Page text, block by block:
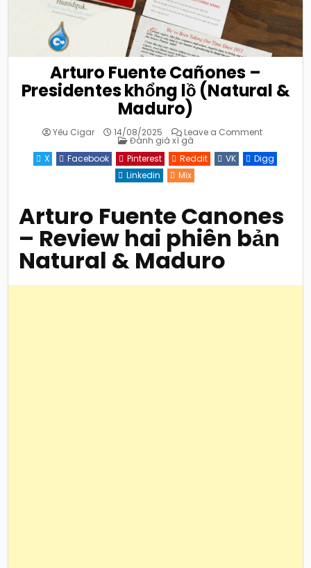
Arturo Fuente Cañones –
Presidentes khổng lồ (Natural &
Maduro)
Yêu Cigar 14/08/2025 Leave a Commenton
Cañones
–
Maduro)
Posted
Đánh giá xì gà
X
Facebook Pinterest Reddit VK
Digg
Linkedin
Mix
Arturo Fuente Canones
– Review hai phiên bản
Natural & Maduro